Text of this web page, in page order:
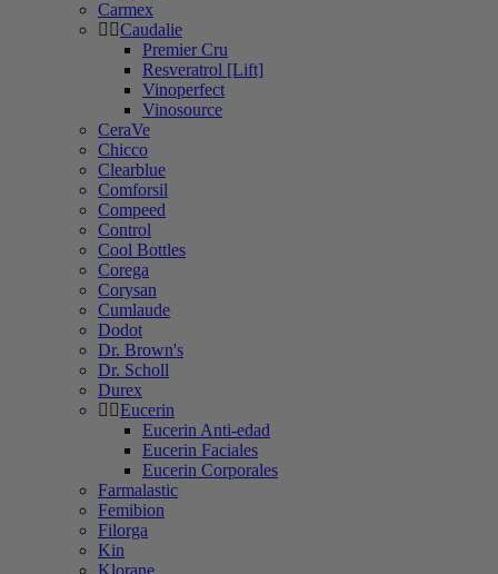
Carmex
Caudalie
Premier Cru
Resveratrol [Lift]
Vinoperfect
Vinosource
CeraVe
Chicco
Clearblue
Comforsil
Compeed
Control
Cool Bottles
Corega
Corysan
Cumlaude
Dodot
Dr. Brown's
Dr. Scholl
Durex
Eucerin
Eucerin Anti-edad
Eucerin Faciales
Eucerin Corporales
Farmalastic
Femibion
Filorga
Kin